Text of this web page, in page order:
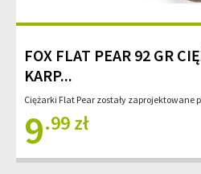
FOX FLAT PEAR 92 GR
KARP...
Ciężarki Flat Pear zostały zaprojektowane
9.99 zł